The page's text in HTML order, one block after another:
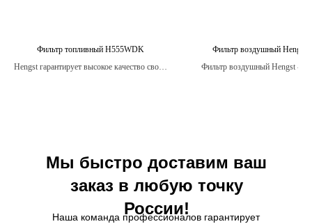
Фильтр топливный H555WDK
Hengst гарантирует высокое качество своих
Фильтр воздушный Hengst
Фильтр воздушный Hengst -
Мы быстро доставим ваш
заказ в любую точку
России!
Наша команда профессионалов гарантирует